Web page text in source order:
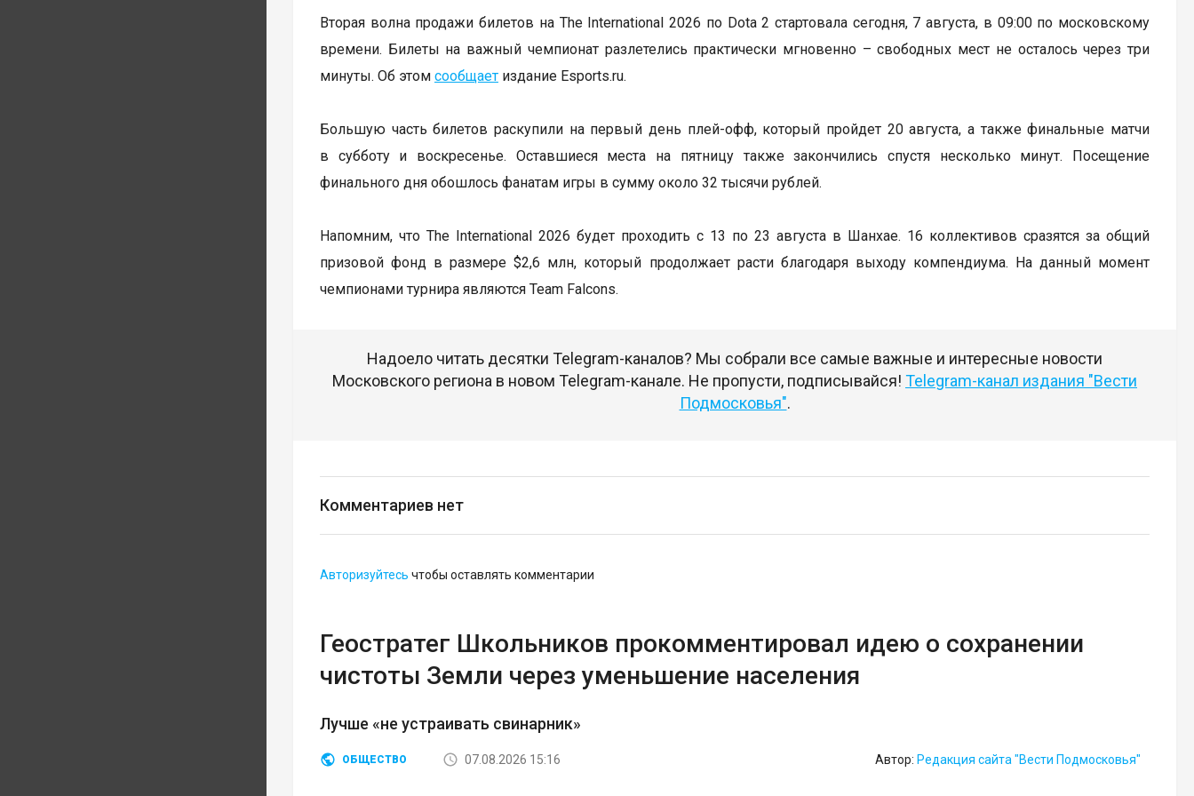
Вторая волна продажи билетов на The International 2026 по Dota 2 стартовала сегодня, 7 августа, в 09:00 по московскому
времени. Билеты на важный чемпионат разлетелись практически мгновенно – свободных мест не осталось через три
минуты. Об этом сообщает издание Esports.ru.
Большую часть билетов раскупили на первый день плей-офф, который пройдет 20 августа, а также финальные матчи
в субботу и воскресенье. Оставшиеся места на пятницу также закончились спустя несколько минут. Посещение
финального дня обошлось фанатам игры в сумму около 32 тысячи рублей.
Напомним, что The International 2026 будет проходить с 13 по 23 августа в Шанхае. 16 коллективов сразятся за общий
призовой фонд в размере $2,6 млн, который продолжает расти благодаря выходу компендиума. На данный момент
чемпионами турнира являются Team Falcons.
Надоело читать десятки Telegram-каналов? Мы собрали все самые важные и интересные новости
Московского региона в новом Telegram-канале. Не пропусти, подписывайся! Telegram-канал издания "Вести
Подмосковья".
Комментариев нет
Авторизуйтесь чтобы оставлять комментарии
Геостратег Школьников прокомментировал идею о сохранении
чистоты Земли через уменьшение населения
Лучше «не устраивать свинарник»
ОБЩЕСТВО 07.08.2026 15:16 Автор: Редакция сайта "Вести Подмосковья"